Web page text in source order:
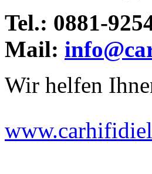
Tel.: 0881-
Mail:
Wir helfen